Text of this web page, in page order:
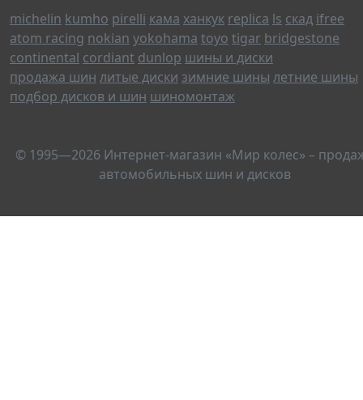
michelin kumho pirelli кама ханкук replica ls скад ifree
atom racing nokian yokohama toyo tigar bridgestone
continental cordiant dunlop шины и диски
продажа шин литые диски зимние шины летние шины
подбор дисков и шин шиномонтаж
© 1995—2026 Интернет-магазин «Мир колес» –
автомобильных шин и дисков